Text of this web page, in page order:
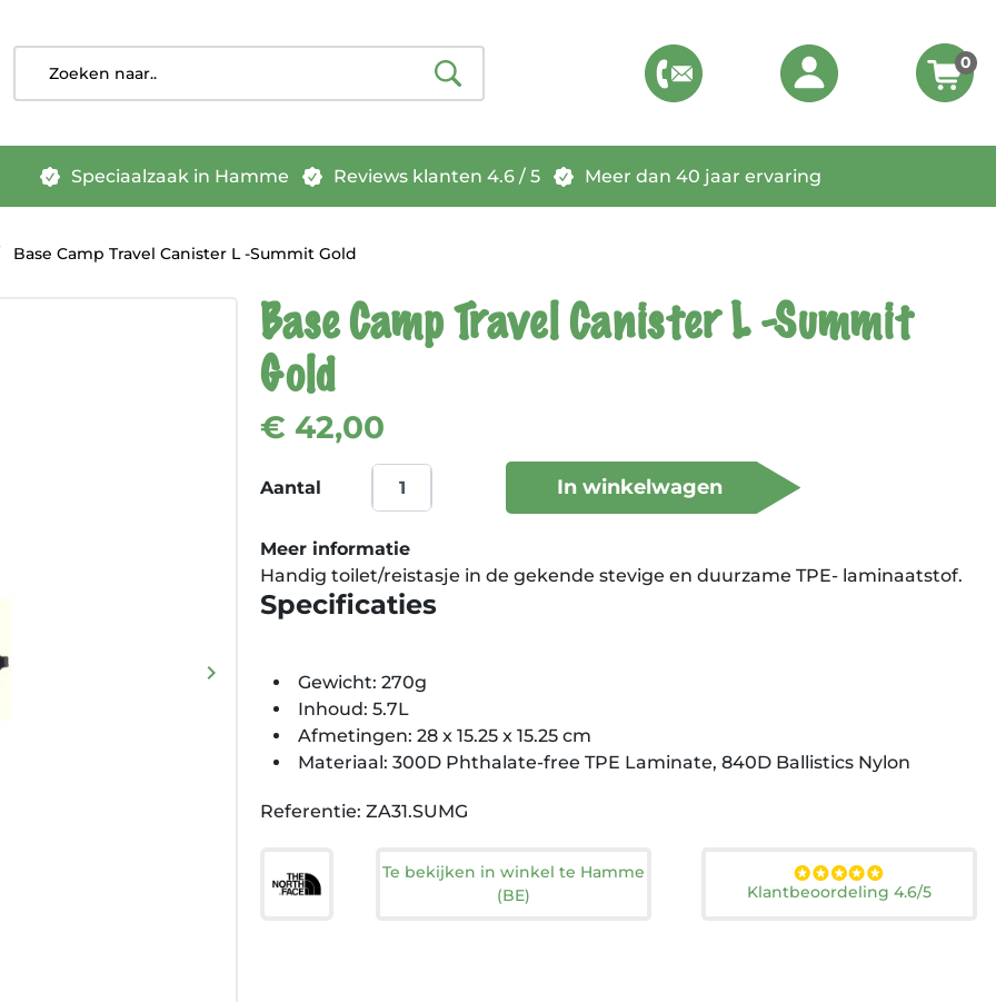
0
Speciaalzaak in Hamme Reviews klanten 4.6 / 5 Meer dan 40 jaar ervaring
Base Camp Travel Canister L -Summit Gold
Volgende
keyboard_arrow_right
Base Camp Travel Canister L -Summit
Gold
€ 42,00
Aantal In winkelwagen
Meer informatie
Handig toilet/reistasje in de gekende stevige en duurzame TPE- laminaatstof.
Specificaties
Gewicht: 270g
Inhoud: 5.7L
Afmetingen: 28 x 15.25 x 15.25 cm
Materiaal: 300D Phthalate-free TPE Laminate, 840D Ballistics Nylon
Referentie: ZA31.SUMG
Te bekijken in winkel te Hamme
(BE)
Klantbeoordeling 4.6/5